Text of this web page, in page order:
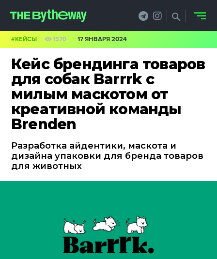
Кейс брендинга товаров
для собак Barrrk с
милым маскотом от
креативной команды
Brenden
Разработка айдентики, маскота и
дизайна упаковки для бренда товаров
для животных
#КЕЙСЫ 1570 17 ЯНВАРЯ 2024
PRO.ОБЗОР
КЕЙСЫ
ФИЛОСОФИЯ
КРЕАТИВА
БИЗНЕС И
ТЕХНОЛОГИИ
ФОТОГРАФИЯ
ТИПОГРАФИКА